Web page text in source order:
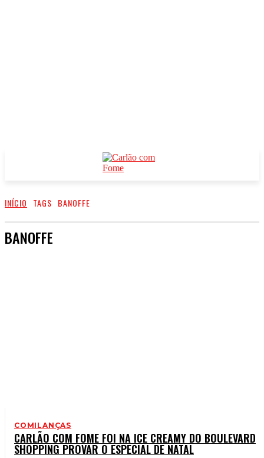
INÍCIO TAGS BANOFFE
BANOFFE
COMILANÇAS
CARLÃO COM FOME FOI NA ICE CREAMY DO BOULEVARD
SHOPPING PROVAR O ESPECIAL DE NATAL